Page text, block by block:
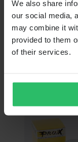
We also share
our social media,
may combine it
provided to them
of their services.
Van
€ 14,99